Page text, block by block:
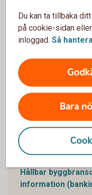
samt verka för en
arbetstagares
bankgemensamma
upphandling av
finansieringen. De
krediter över 10
samverkan med
fastighets- och
november 2023.
Hållbar
information
Du kan ta tillbaka
på cookie-sidan
inloggad. Så
Bara